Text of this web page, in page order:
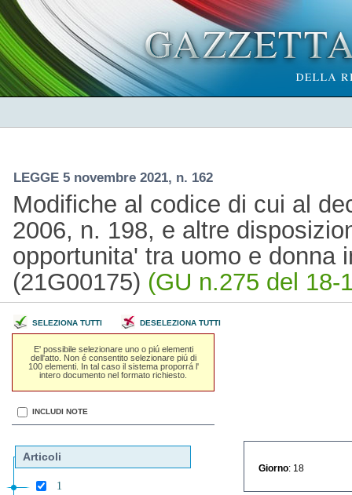
LEGGE 5 novembre 2021, n. 162
Modifiche al codice di cui al
2006, n. 198, e altre
opportunita' tra uomo e donna
(21G00175) (GU n.275 del 18-
SELEZIONA TUTTI DESELEZIONA TUTTI
E' possibile selezionare uno o piú elementi
dell'atto. Non é consentito selezionare piú di
100 elementi. In tal caso il sistema proporrá l'
intero documento nel formato richiesto.
INCLUDI NOTE
Articoli
1
Giorno : 18